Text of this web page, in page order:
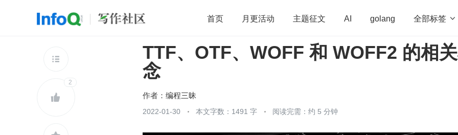
首页 月更活动 主题征文 AI golang 全部标签 
架构 OpenHarmony 算法 学习方法 Web3.0 高
查看更多


2
TTF、OTF、WOFF 和 WOFF2 的相
念
作者： 编程三昧
2022-01-30 本文字数：1491 字 阅读完需：约 5 分钟